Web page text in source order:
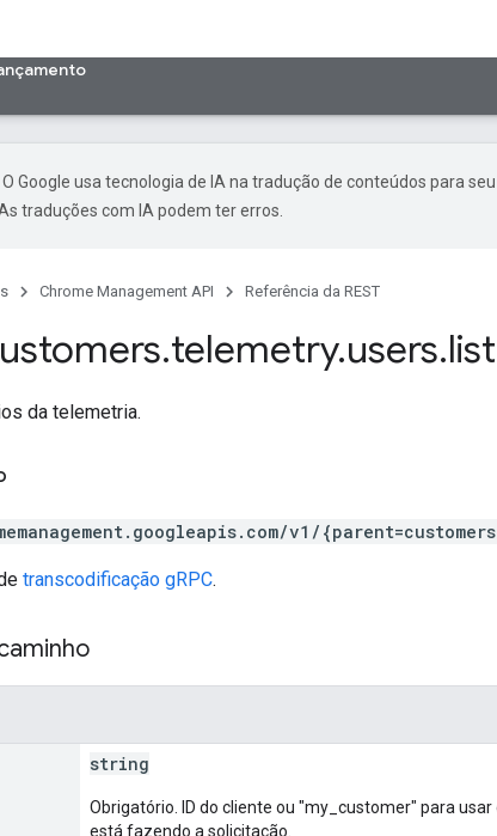
O Google usa tecnologia de IA na tradução de conteúdos para seu
traduções com IA podem ter erros.
Chrome Management API Referência da REST
.telemetry.users.list
da telemetria.
v1/
transcodificação gRPC.
string
Obrigatório. ID do cliente ou "my_customer" para
está fazendo a solicitação.